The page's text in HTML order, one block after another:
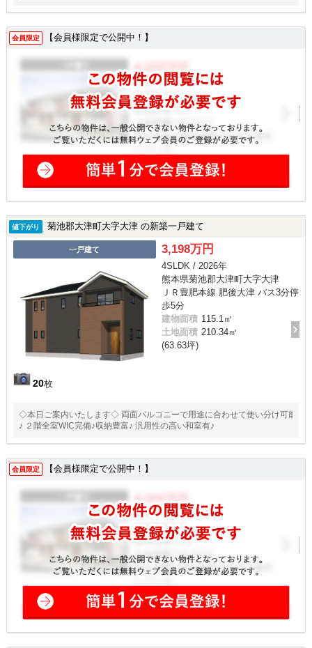
会員限定 【会員様限定で公開中！】
値下がり 菊池郡大津町大字大津 の新築一戸建て
一戸建て
20枚
3,198万円
4SLDK / 2026年
熊本県菊池郡大津町大字大津
ＪＲ豊肥本線 肥後大津 バス3分停
歩5分
建物面積 115.1㎡
土地面積 210.34㎡
(63.63坪)
◇本日ご案内いたします◇ 両面バルコニーで用途に合わせて使い分け可能
♪ ２階全室WIC完備♪収納豊富♪ 汎用性の高い和室有♪
会員限定 【会員様限定で公開中！】